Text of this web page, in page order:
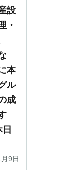
設
・
本
ル
成
9日